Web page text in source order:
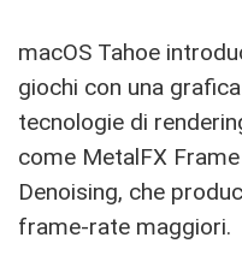
macOS Tahoe
giochi con una
tecnologie di
come MetalFX
Denoising, che
frame-rate maggiori.